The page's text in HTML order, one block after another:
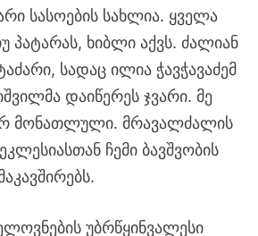
სასოების სახლია. ყველა
პატარას, ხიბლი აქვს. ძალიან
სადაც ილია ჭავჭავაძემ
დაიწერეს ჯვარი. მე
მონათლული. მრავალძალის
ჩემი ბავშვობის
უბრწყინვალესი